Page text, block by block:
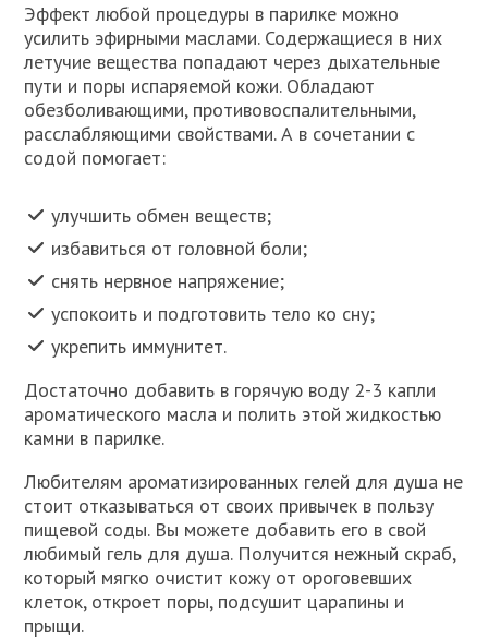
Эффект любой процедуры в парилке можно
усилить эфирными маслами. Содержащиеся в них
летучие вещества попадают через дыхательные
пути и поры испаряемой кожи. Обладают
обезболивающими, противовоспалительными,
расслабляющими свойствами. А в сочетании с
содой помогает:
улучшить обмен веществ;
избавиться от головной боли;
снять нервное напряжение;
успокоить и подготовить тело ко сну;
укрепить иммунитет.
Достаточно добавить в горячую воду 2-3 капли
ароматического масла и полить этой жидкостью
камни в парилке.
Любителям ароматизированных гелей для душа не
стоит отказываться от своих привычек в пользу
пищевой соды. Вы можете добавить его в свой
любимый гель для душа. Получится нежный скраб,
который мягко очистит кожу от ороговевших
клеток, откроет поры, подсушит царапины и
прыщи.